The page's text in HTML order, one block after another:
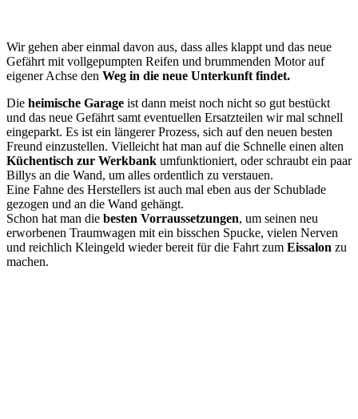
Wir gehen aber einmal davon aus, dass alles klappt und das neue
Gefährt mit vollgepumpten Reifen und brummenden Motor auf
eigener Achse den Weg in die neue Unterkunft findet.
Die heimische Garage ist dann meist noch nicht so gut bestückt
und das neue Gefährt samt eventuellen Ersatzteilen wir mal schnell
eingeparkt. Es ist ein längerer Prozess, sich auf den neuen besten
Freund einzustellen. Vielleicht hat man auf die Schnelle einen alten
Küchentisch zur Werkbank umfunktioniert, oder schraubt ein paar
Billys an die Wand, um alles ordentlich zu verstauen.
Eine Fahne des Herstellers ist auch mal eben aus der Schublade
gezogen und an die Wand gehängt.
Schon hat man die besten Vorraussetzungen, um seinen neu
erworbenen Traumwagen mit ein bisschen Spucke, vielen Nerven
und reichlich Kleingeld wieder bereit für die Fahrt zum Eissalon zu
machen.